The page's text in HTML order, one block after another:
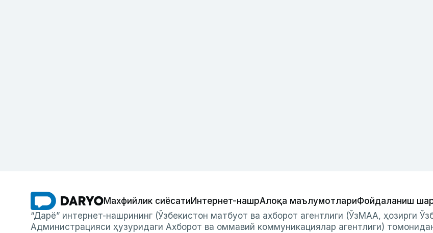
Махфийлик сиёсатиИнтернет-нашрАлоқа маълумотлариФойдаланиш
“Дарё” интернет-нашрининг (Ўзбекистон матбуот ва ахборот агентлиги (ЎзМАА, ҳозирги
Администрацияси ҳузуридаги Ахборот ва оммавий коммуникациялар агентлиги)